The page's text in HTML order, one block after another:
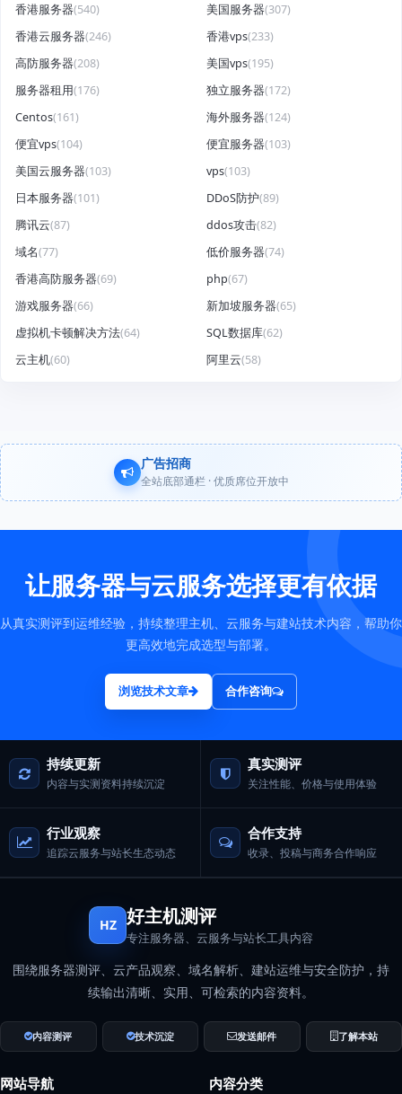
香港服务器(540) 美国服务器(307)
香港云服务器(246) 香港vps(233)
高防服务器(208) 美国vps(195)
服务器租用(176) 独立服务器(172)
Centos(161) 海外服务器(124)
便宜vps(104) 便宜服务器(103)
美国云服务器(103) vps(103)
日本服务器(101) DDoS防护(89)
腾讯云(87) ddos攻击(82)
域名(77) 低价服务器(74)
香港高防服务器(69) php(67)
游戏服务器(66) 新加坡服务器(65)
虚拟机卡顿解决方法(64) SQL数据库(62)
云主机(60) 阿里云(58)
广告招商
全站底部通栏 · 优质席位开放中
让服务器与云服务选择更有依据
从真实测评到运维经验，持续整理主机、云服务与建站技术内容，帮助你
更高效地完成选型与部署。
浏览技术文章 合作咨询
持续更新
内容与实测资料持续沉淀
真实测评
关注性能、价格与使用体验
行业观察
追踪云服务与站长生态动态
合作支持
收录、投稿与商务合作响应
HZ 好主机测评
专注服务器、云服务与站长工具内容
围绕服务器测评、云产品观察、域名解析、建站运维与安全防护，持
续输出清晰、实用、可检索的内容资料。
内容测评 技术沉淀 发送邮件 了解本站
网站导航 内容分类